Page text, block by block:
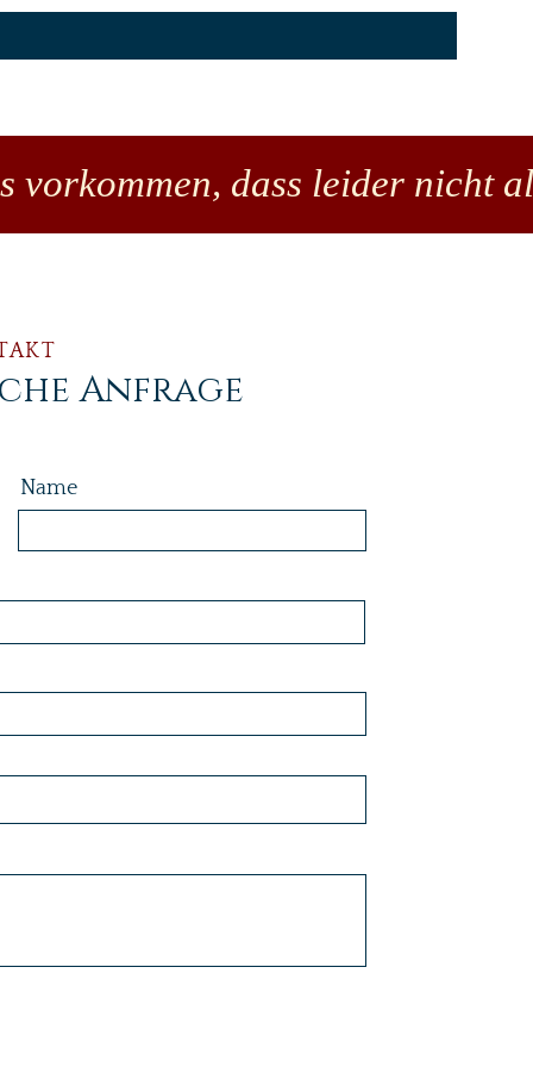
vorkommen, dass leider
Anfrage
Name